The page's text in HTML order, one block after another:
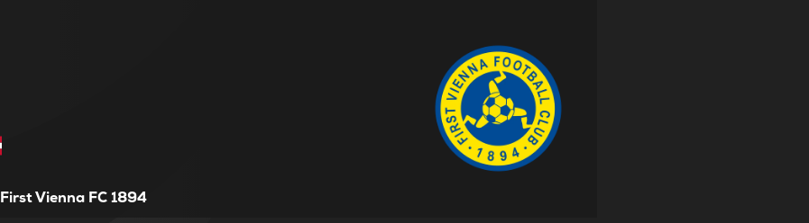
First Vienna FC 1894